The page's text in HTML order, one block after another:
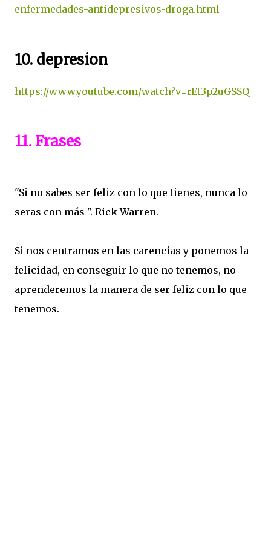
enfermedades-antidepresivos-droga.html
10. depresion
https://www.youtube.com/watch?v=rEt3p2uGSSQ
11. Frases
"Si no sabes ser feliz con lo que tienes, nunca lo
seras con más ". Rick Warren.
Si nos centramos en las carencias y ponemos la
felicidad, en conseguir lo que no tenemos, no
aprenderemos la manera de ser feliz con lo que
tenemos.